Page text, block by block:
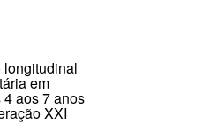
longitudinal
em
aos 7 anos
XXI